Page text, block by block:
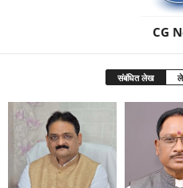
CG
संबंधित लेख